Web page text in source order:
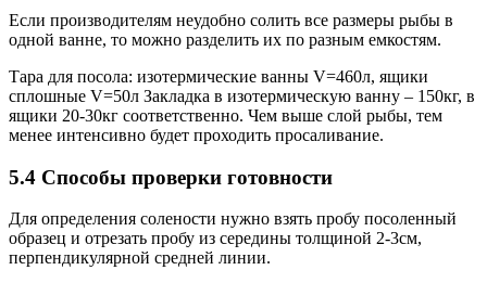
Если производителям неудобно солить все размеры рыбы в
одной ванне, то можно разделить их по разным емкостям.
Тара для посола: изотермические ванны V=460л, ящики
сплошные V=50л Закладка в изотермическую ванну – 150кг, в
ящики 20-30кг соответственно. Чем выше слой рыбы, тем
менее интенсивно будет проходить просаливание.
5.4 Способы проверки готовности
Для определения солености нужно взять пробу посоленный
образец и отрезать пробу из середины толщиной 2-3см,
перпендикулярной средней линии.